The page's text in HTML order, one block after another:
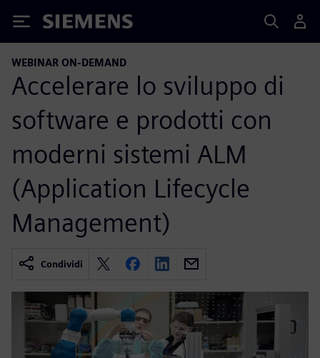
Siemens
WEBINAR ON-DEMAND
Accelerare lo sviluppo di
software e prodotti con
moderni sistemi ALM
(Application Lifecycle
Management)
Condividi